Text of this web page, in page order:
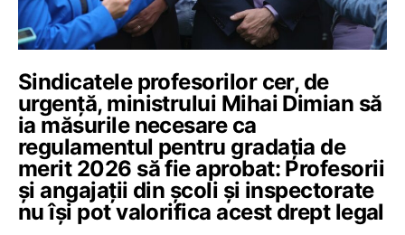
Sindicatele profesorilor cer, de
urgență, ministrului Mihai Dimian să
ia măsurile necesare ca
regulamentul pentru gradația de
merit 2026 să fie aprobat: Profesorii
și angajații din școli și inspectorate
nu își pot valorifica acest drept legal